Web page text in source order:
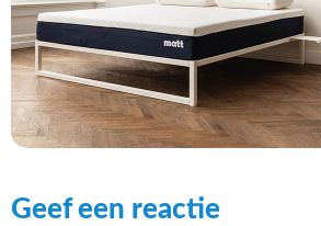
Geef een reactie